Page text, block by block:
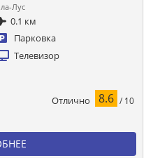
Лус
0.1 км
Парковка
Телевизор
Отлично 8.6 / 10